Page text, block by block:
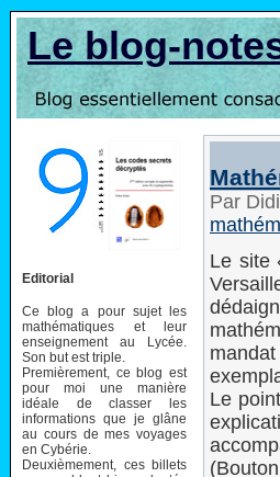
Le blog-
Editorial
Ce blog a pour sujet les
mathématiques et leur
enseignement au Lycée.
Son but est triple.
Premièrement, ce blog est
pour moi une manière
idéale de classer les
informations que je glâne
au cours de mes voyages
en Cybérie.
Deuxièmement, ces billets
Par
Le site
Le